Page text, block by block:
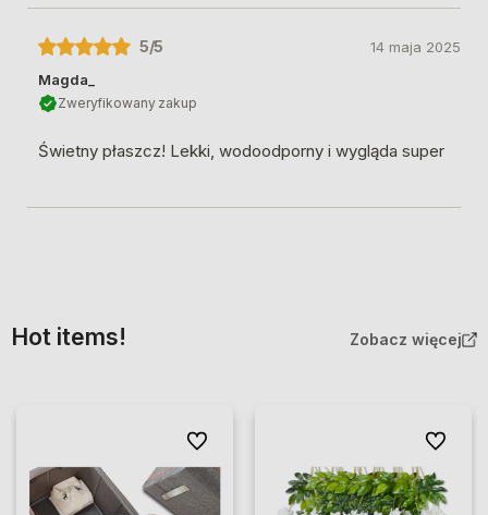
5/5
Magda_
Zweryfikowany zakup
Świetny płaszcz! Lekki, wodoodporny i wygląda super
14 maja 2025
Hot items! Zobacz więcej
Do ulubionych Do